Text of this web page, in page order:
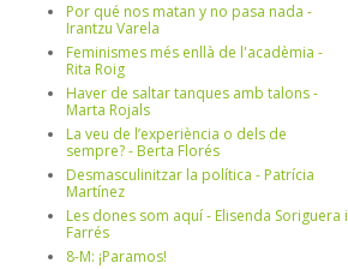
Por qué nos matan y no pasa nada -
Irantzu Varela
Feminismes més enllà de l'acadèmia -
Rita Roig
Haver de saltar tanques amb talons -
Marta Rojals
La veu de l’experiència o dels de
sempre? - Berta Florés
Desmasculinitzar la política - Patrícia
Martínez
Les dones som aquí - Elisenda Soriguera i
Farrés
8-M: ¡Paramos!